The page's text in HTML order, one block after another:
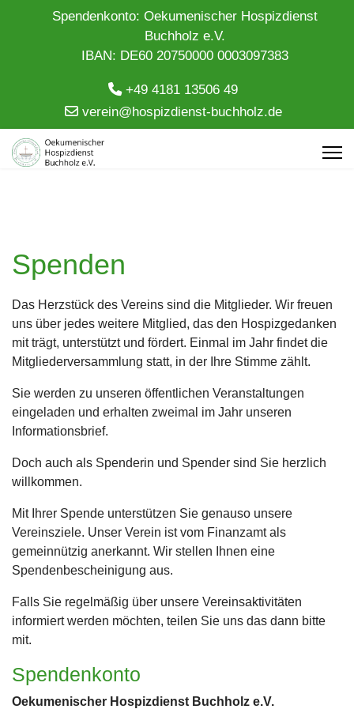
Spendenkonto: Oekumenischer Hospizdienst
Buchholz e.V.
IBAN: DE60 20750000 0003097383
+49 4181 13506 49
verein@hospizdienst-buchholz.de
Spenden
Das Herzstück des Vereins sind die Mitglieder. Wir freuen
uns über jedes weitere Mitglied, das den Hospizgedanken
mit trägt, unterstützt und fördert. Einmal im Jahr findet die
Mitgliederversammlung statt, in der Ihre Stimme zählt.
Sie werden zu unseren öffentlichen Veranstaltungen
eingeladen und erhalten zweimal im Jahr unseren
Informationsbrief.
Doch auch als Spenderin und Spender sind Sie herzlich
willkommen.
Mit Ihrer Spende unterstützen Sie genauso unsere
Vereinsziele. Unser Verein ist vom Finanzamt als
gemeinnützig anerkannt. Wir stellen Ihnen eine
Spendenbescheinigung aus.
Falls Sie regelmäßig über unsere Vereinsaktivitäten
informiert werden möchten, teilen Sie uns das dann bitte
mit.
Spendenkonto
Oekumenischer Hospizdienst Buchholz e.V.